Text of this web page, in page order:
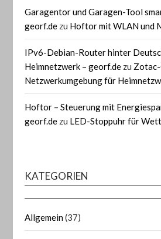
Garagentor und Garagen-Tool
georf.de zu Hoftor mit WLAN und
IPv6-Debian-Router hinter
Heimnetzwerk – georf.de zu
Netzwerkumgebung für
Hoftor – Steuerung mit
georf.de zu LED-Stoppuhr für
KATEGORIEN
Allgemein(37)